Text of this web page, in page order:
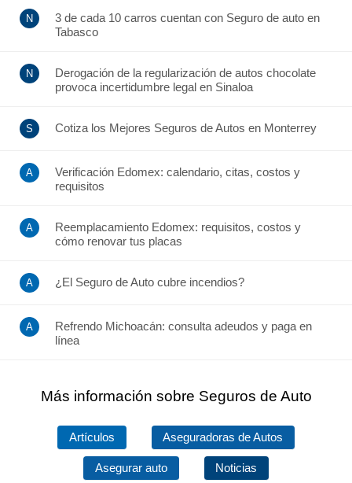
3 de cada 10 carros cuentan con Seguro de auto en
Tabasco
Derogación de la regularización de autos chocolate
provoca incertidumbre legal en Sinaloa
Cotiza los Mejores Seguros de Autos en Monterrey
Verificación Edomex: calendario, citas, costos y
requisitos
Reemplacamiento Edomex: requisitos, costos y
cómo renovar tus placas
¿El Seguro de Auto cubre incendios?
Refrendo Michoacán: consulta adeudos y paga en
línea
Más información sobre Seguros de Auto
Artículos Aseguradoras de Autos
Asegurar auto Noticias